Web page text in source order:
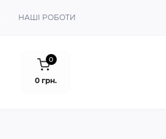
НАШІ РОБОТИ
0
0 грн.